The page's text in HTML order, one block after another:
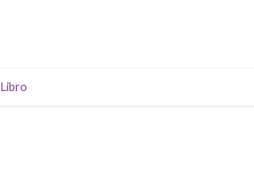
Libro